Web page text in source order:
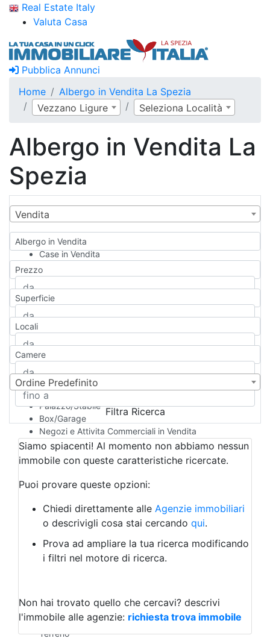
Real Estate Italy
Valuta Casa
Pubblica Annunci
Home
Albergo in Vendita La Spezia
Vezzano Ligure
Seleziona Località
Albergo in Vendita La
Spezia
Vendita
Albergo in Vendita
Case in Vendita
Qualsiasi
Appartamento
Casa indipendente
Casa Semi-indipendente
Attico/Mansarda
Rustico/Casale
Camera d'Albergo
Multiproprietà
Palazzo/Stabile
Box/Garage
Negozi e Attivita Commerciali in Vendita
Qualsiasi
Attività/Licenza Commerciale
Azienda Agricola
Bar/Ristorante
Albergo
Laboratorio Artigianale
Negozio/locale commerciale
Agriturismo
Magazzini
Qualsiasi
Terreno edificabile
Terreno
Prezzo
Superficie
Locali
Camere
Ordine Predefinito
Filtra Ricerca
Siamo spiacenti! Al momento non abbiamo nessun
immobile con queste caratteristiche ricercate.
Puoi provare queste opzioni:
Chiedi direttamente alle Agenzie immobiliari
o descrivigli cosa stai cercando qui.
Prova ad ampliare la tua ricerca modificando
i filtri nel motore di ricerca.
Non hai trovato quello che cercavi? descrivi
l'immobile alle agenzie: richiesta trova immobile